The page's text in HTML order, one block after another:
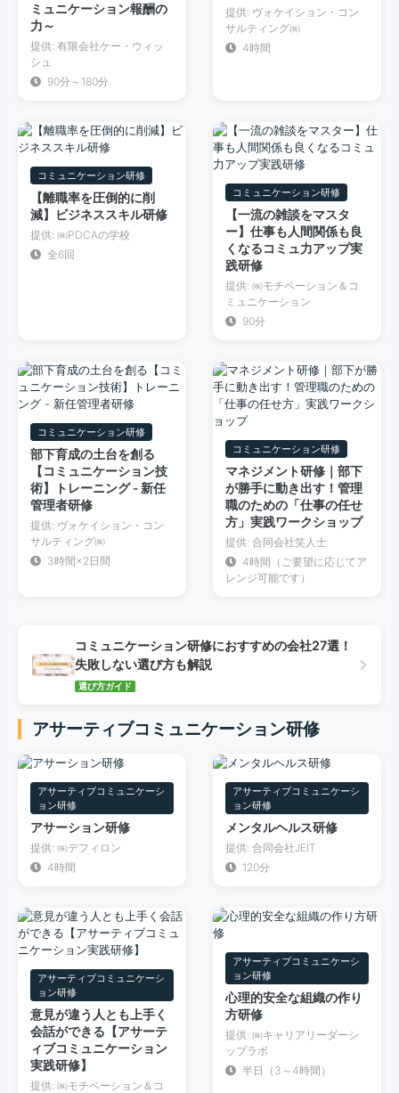
ミュニケーション報酬の
力～
提供: 有限会社ケー・ウィッ
シュ
90分～180分
提供: ヴォケイション・コン
サルティング㈱
4時間
コミュニケーション研修
【離職率を圧倒的に削
減】ビジネススキル研修
提供: ㈱PDCAの学校
全6回
コミュニケーション研修
【一流の雑談をマスタ
ー】仕事も人間関係も良
くなるコミュ力アップ実
践研修
提供: ㈱モチベーション＆コ
ミュニケーション
90分
コミュニケーション研修
部下育成の土台を創る
【コミュニケーション技
術】トレーニング - 新任
管理者研修
提供: ヴォケイション・コン
サルティング㈱
3時間×2日間
コミュニケーション研修
マネジメント研修｜部下
が勝手に動き出す！管理
職のための「仕事の任せ
方」実践ワークショップ
提供: 合同会社笑人士
4時間（ご要望に応じてア
レンジ可能です）
コミュニケーション研修におすすめの会社27選！
失敗しない選び方も解説
選び方ガイド
アサーティブコミュニケーション研修
アサーティブコミュニケーシ
ョン研修
アサーション研修
提供: ㈱デフィロン
4時間
アサーティブコミュニケーシ
ョン研修
メンタルヘルス研修
提供: 合同会社JEIT
120分
アサーティブコミュニケーシ
ョン研修
意見が違う人とも上手く
会話ができる【アサーテ
ィブコミュニケーション
実践研修】
提供: ㈱モチベーション＆コ
アサーティブコミュニケーシ
ョン研修
心理的安全な組織の作り
方研修
提供: ㈱キャリアリーダーシ
ップラボ
半日（3～4時間）